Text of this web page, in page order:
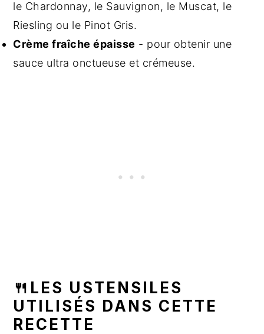
le Chardonnay, le Sauvignon, le Muscat, le
Riesling ou le Pinot Gris.
Crème fraîche épaisse - pour obtenir une
sauce ultra onctueuse et crémeuse.
🍴LES USTENSILES
UTILISÉS DANS CETTE
RECETTE